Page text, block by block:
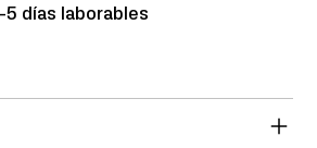
días laborables